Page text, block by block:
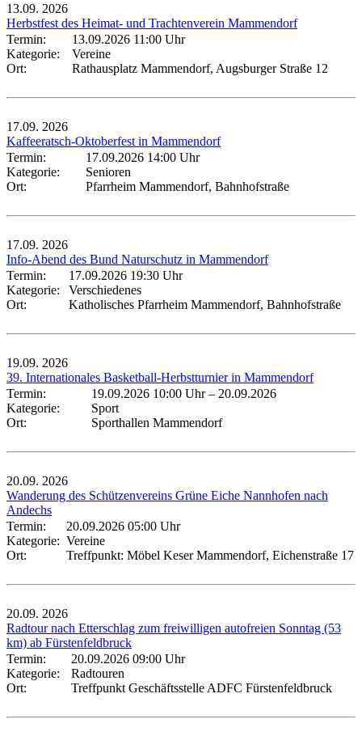
13.09. 2026
Herbstfest des Heimat- und Trachtenverein Mammendorf
Termin:
13.09.2026 11:00 Uhr
Kategorie:
Vereine
Ort:
Rathausplatz Mammendorf, Augsburger Straße 12
17.09. 2026
Kaffeeratsch-Oktoberfest in Mammendorf
Termin:
17.09.2026 14:00 Uhr
Kategorie:
Senioren
Ort:
Pfarrheim Mammendorf, Bahnhofstraße
17.09. 2026
Info-Abend des Bund Naturschutz in Mammendorf
Termin:
17.09.2026 19:30 Uhr
Kategorie:
Verschiedenes
Ort:
Katholisches Pfarrheim Mammendorf, Bahnhofstraße
19.09. 2026
39. Internationales Basketball-Herbstturnier in Mammendorf
Termin:
19.09.2026 10:00 Uhr– 20.09.2026
Kategorie:
Sport
Ort:
Sporthallen Mammendorf
20.09. 2026
Wanderung des Schützenvereins Grüne Eiche Nannhofen nach
Andechs
Termin:
20.09.2026 05:00 Uhr
Kategorie: Vereine
Ort:
Treffpunkt: Möbel Keser Mammendorf, Eichenstraße 17
20.09. 2026
Radtour nach Etterschlag zum freiwilligen autofreien Sonntag (53
km) ab Fürstenfeldbruck
Termin:
20.09.2026 09:00 Uhr
Kategorie:
Radtouren
Ort:
Treffpunkt Geschäftsstelle ADFC Fürstenfeldbruck